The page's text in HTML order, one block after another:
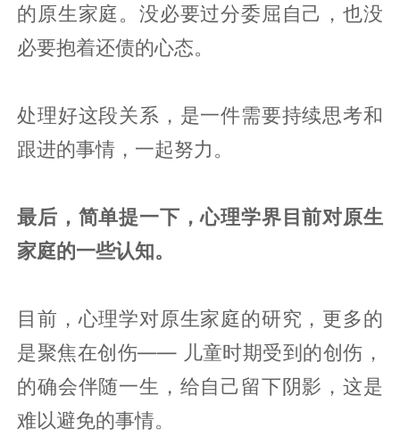
的原生家庭。没必要过分委屈自己，也没
必要抱着还债的心态。
处理好这段关系，是一件需要持续思考和
跟进的事情，一起努力。
最后，简单提一下，心理学界目前对原生
家庭的一些认知。
目前，心理学对原生家庭的研究，更多的
是聚焦在创伤—— 儿童时期受到的创伤，
的确会伴随一生，给自己留下阴影，这是
难以避免的事情。